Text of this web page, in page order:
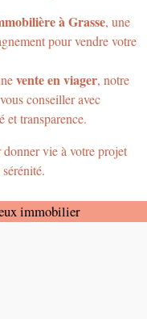
à Grasse, une
pour vendre votre
vente en viager, notre
conseiller avec
et transparence.
vie à votre projet
immobilier